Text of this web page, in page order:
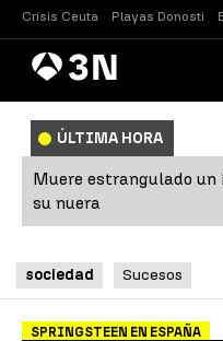
Crisis Ceuta Playas Donosti
AntenaNoticias
ÚLTIMA HORA
Muere estrangulado
su nuera
sociedad Sucesos
SPRINGSTEEN EN ESPAÑA